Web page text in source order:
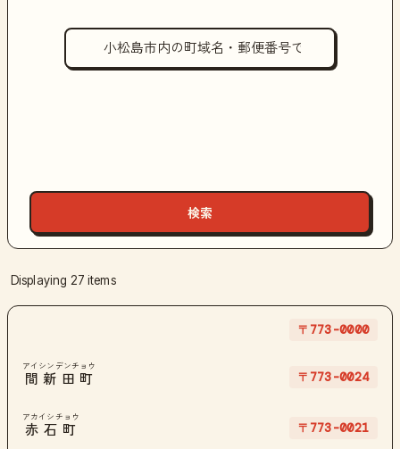
Displaying 27 items
〒773-0000
間新田町
アイシンデンチョウ
〒773-0024
赤石町
アカイシチョウ
〒773-0021